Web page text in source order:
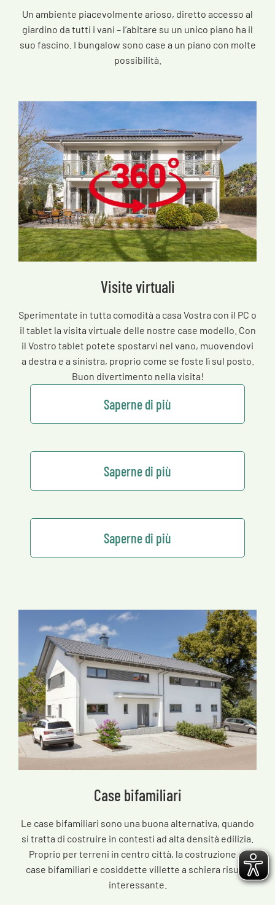
Un ambiente piacevolmente arioso, diretto accesso al
giardino da tutti i vani – l’abitare su un unico piano ha il
suo fascino. I bungalow sono case a un piano con molte
possibilità.
Visite virtuali
Sperimentate in tutta comodità a casa Vostra con il PC o
il tablet la visita virtuale delle nostre case modello. Con
il Vostro tablet potete spostarvi nel vano, muovendovi
a destra e a sinistra, proprio come se foste lì sul posto.
Buon divertimento nella visita!
Saperne di più
Saperne di più
Saperne di più
Case bifamiliari
Le case bifamiliari sono una buona alternativa, quando
si tratta di costruire in contesti ad alta densità edilizia.
Proprio per terreni in centro città, la costruzione di
case bifamiliari e cosiddette villette a schiera risulta
interessante.